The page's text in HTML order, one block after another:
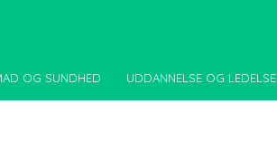
OG SUNDHED UDDANNELSE OG LEDELSE